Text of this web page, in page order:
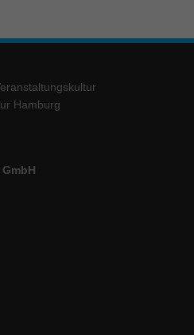
Hamburg